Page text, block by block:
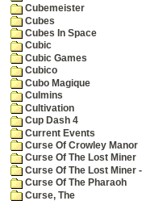
Cubemeister
Cubes
Cubes In Space
Cubic
Cubic Games
Cubico
Cubo Magique
Culmins
Cultivation
Cup Dash 4
Current Events
Curse Of Crowley Manor
Curse Of The Lost Miner
Curse Of The Lost Miner
Curse Of The Pharaoh
Curse, The